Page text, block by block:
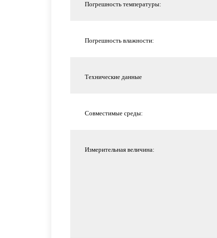
Погрешность температуры:
Погрешность влажности:
Технические данные
Совместимые среды:
Измерительная величина: